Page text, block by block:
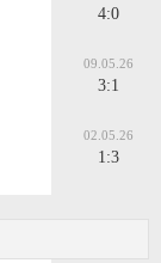
4:0
09.05.26
3:1
02.05.26
1:3